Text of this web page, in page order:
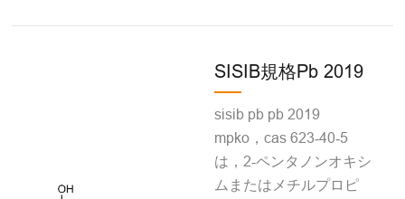
SISIB規格Pb 2019
sisib pb pb 2019
mpko，cas 623‐40‐5
は，2‐ペンタノンオキシ
ムまたはメチルプロピ